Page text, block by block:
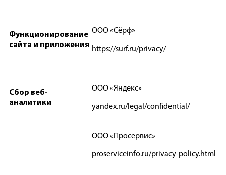
Функционирование
сайта и приложения
ООО «Сёрф»
https://surf.ru/privacy/
Сбор веб-
аналитики
ООО «Яндекс»
yandex.ru/legal/confidential/
ООО «Просервис»
proserviceinfo.ru/privacy-policy.html